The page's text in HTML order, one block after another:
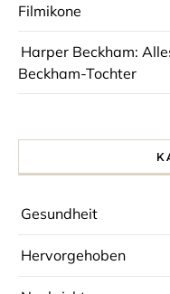
Filmikone
Harper Beckham:
Beckham-Tochter
Gesundheit
Hervorgehoben